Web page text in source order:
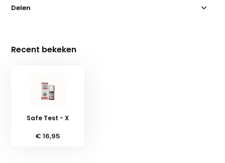
Delen
Recent bekeken
Safe Test - X
€ 16,95